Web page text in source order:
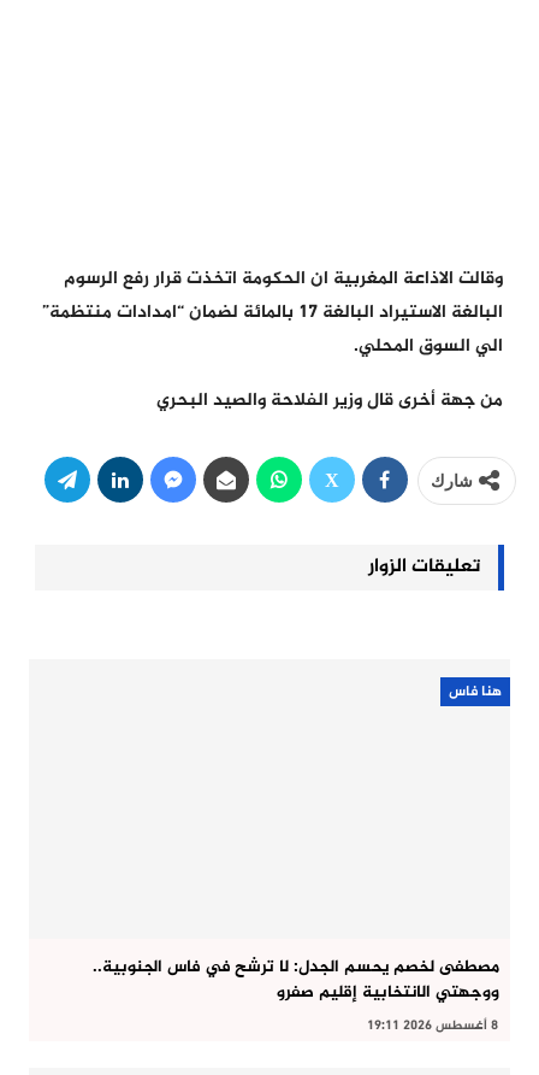
وقالت الاذاعة المغربية ان الحكومة اتخذت قرار رفع الرسوم
البالغة الاستيراد البالغة 17 بالمائة لضمان “امدادات منتظمة”
الي السوق المحلي.
من جهة أخرى قال وزير الفلاحة والصيد البحري
شارك
تعليقات الزوار
هنا فاس
مصطفى لخصم يحسم الجدل: لا ترشح في فاس الجنوبية..
ووجهتي الانتخابية إقليم صفرو
8 أغسطس 2026 19:11